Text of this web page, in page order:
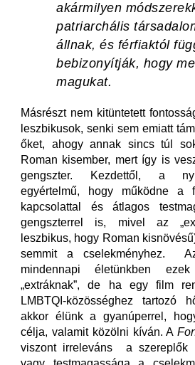
akármilyen
patriarchális
állnak, és férfiaktól
bebizonyítják, hogy
magukat.
Másrészt nem kitüntetett
leszbikusok, senki sem emiatt
őket, ahogy annak sincs túl
Roman kisember, mert így is
gengszter. Kezdettől, a
egyértelmű, hogy működne a
kapcsolattal és átlagos
gengszterrel is, mivel az
leszbikus, hogy Roman
semmit a cselekményhez.
mindennapi életünkben
„extráknak”, de ha egy film
LMBTQI-közösséghez tartozó
akkor élünk a gyanúperrel,
célja, valamit közölni kíván. A
viszont irreleváns a szereplők